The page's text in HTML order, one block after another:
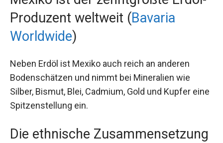
Produzent weltweit (Bavaria
Worldwide)
Neben Erdöl ist Mexiko auch reich an anderen
Bodenschätzen und nimmt bei Mineralien wie
Silber, Bismut, Blei, Cadmium, Gold und Kupfer eine
Spitzenstellung ein.
Die ethnische Zusammensetzung